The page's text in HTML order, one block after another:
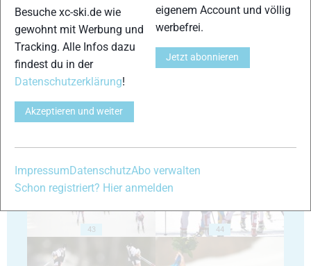
39
43 44
Besuche xc-ski.de wie
gewohnt mit Werbung und
Tracking. Alle Infos dazu
findest du in der
Datenschutzerklärung!
Akzeptieren und weiter
eigenem Account und völlig
werbefrei.
Jetzt abonnieren
Impressum DatenschutzAbo verwalten
Schon registriert? Hier anmelden